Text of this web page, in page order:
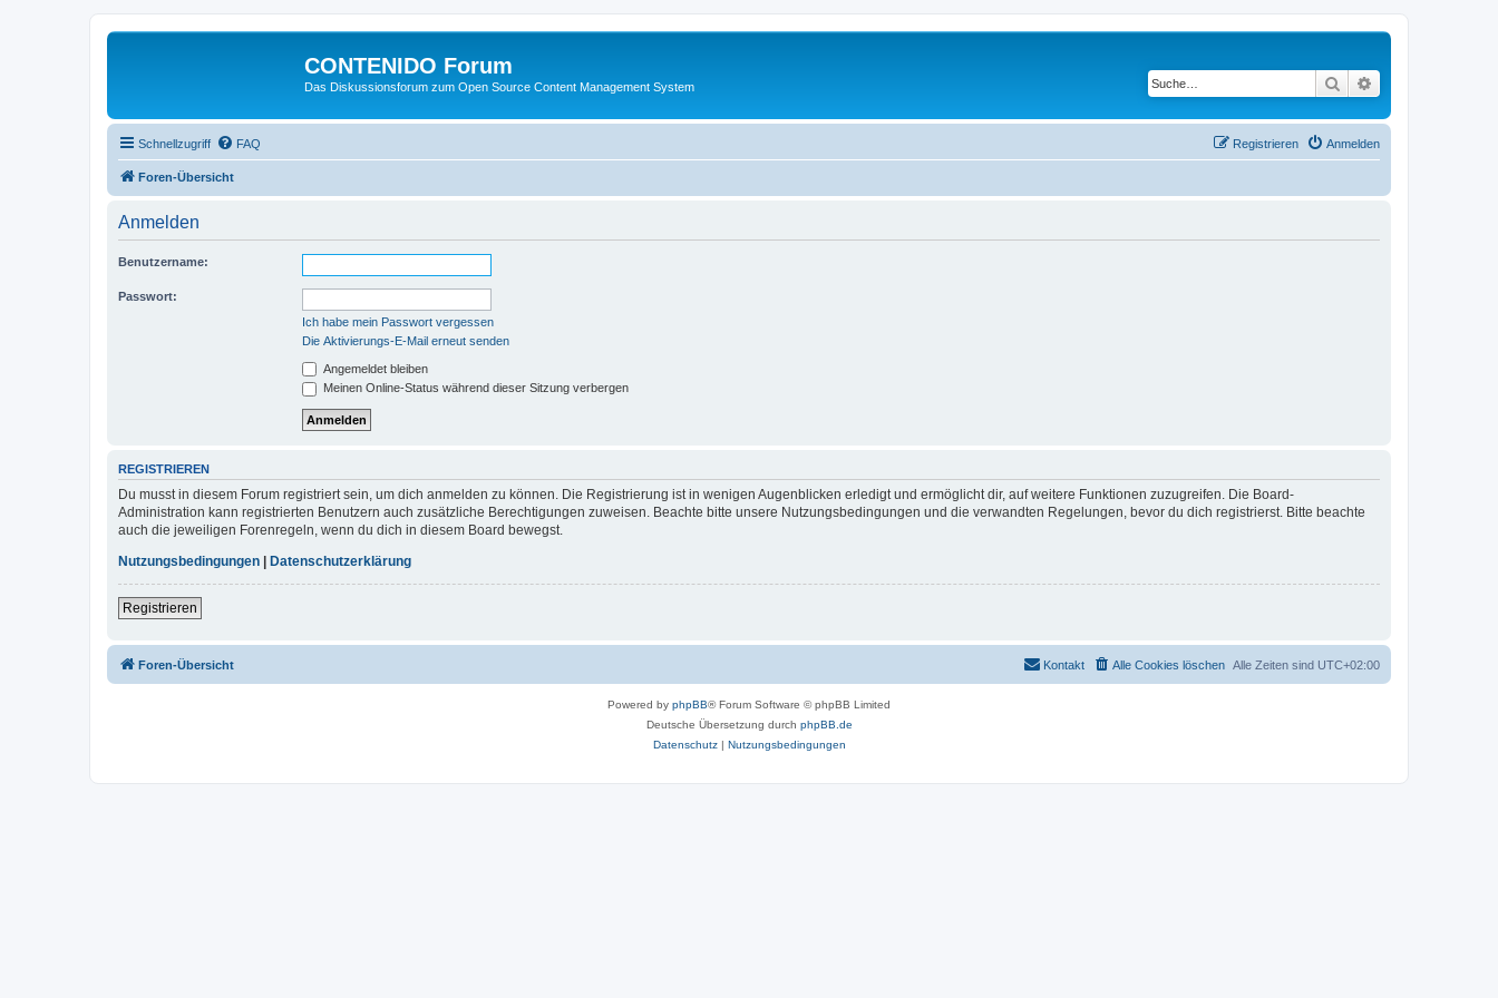
CONTENIDO Forum
Das Diskussionsforum zum Open Source Content Management System Suche
Schnellzugriff FAQ Anmelden
Registrieren
Foren-Übersicht
Anmelden
Benutzername:
Passwort:
Ich habe mein Passwort vergessen
Die Aktivierungs-E-Mail erneut senden
Angemeldet bleiben
Meinen Online-Status während dieser Sitzung verbergen
REGISTRIEREN
Du musst in diesem Forum registriert sein, um dich anmelden zu können. Die Registrierung ist in wenigen Augenblicken erledigt und ermöglicht dir, auf weitere Funktionen zuzugreifen. Die Board-
Administration kann registrierten Benutzern auch zusätzliche Berechtigungen zuweisen. Beachte bitte unsere Nutzungsbedingungen und die verwandten Regelungen, bevor du dich registrierst. Bitte beachte
auch die jeweiligen Forenregeln, wenn du dich in diesem Board bewegst.
Nutzungsbedingungen
Datenschutzerklärung
Registrieren
Foren-Übersicht Alle Zeiten sind UTC+02:00
Alle Cookies löschen
Kontakt
Powered by phpBB® Forum Software © phpBB Limited
Deutsche Übersetzung durch phpBB.de
Datenschutz| Nutzungsbedingungen